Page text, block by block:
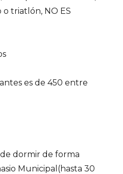
triatlón, NO ES
es de 450 entre
de forma
Municipal(hasta 30